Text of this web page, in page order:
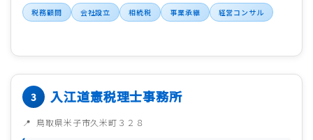
税務顧問 会社設立 相続税 事業承継 経営コンサル
入江道憲税理士事務所
鳥取県米子市久米町３２８